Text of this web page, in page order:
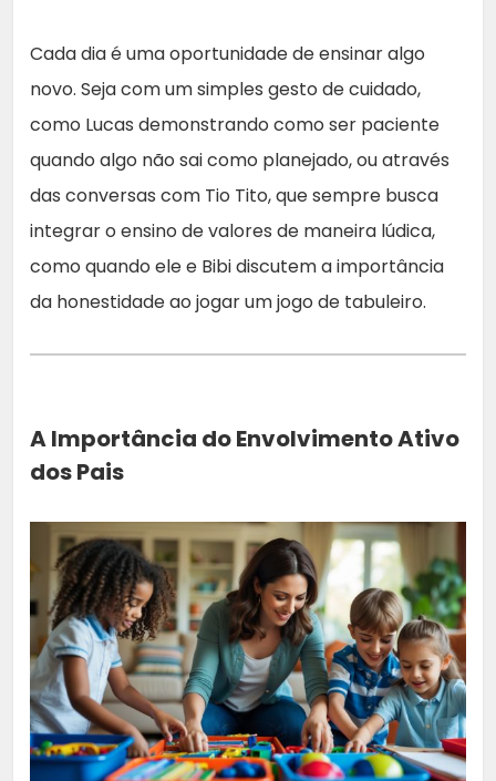
Cada dia é uma oportunidade de ensinar algo
novo. Seja com um simples gesto de cuidado,
como Lucas demonstrando como ser paciente
quando algo não sai como planejado, ou através
das conversas com Tio Tito, que sempre busca
integrar o ensino de valores de maneira lúdica,
como quando ele e Bibi discutem a importância
da honestidade ao jogar um jogo de tabuleiro.
A Importância do Envolvimento Ativo
dos Pais